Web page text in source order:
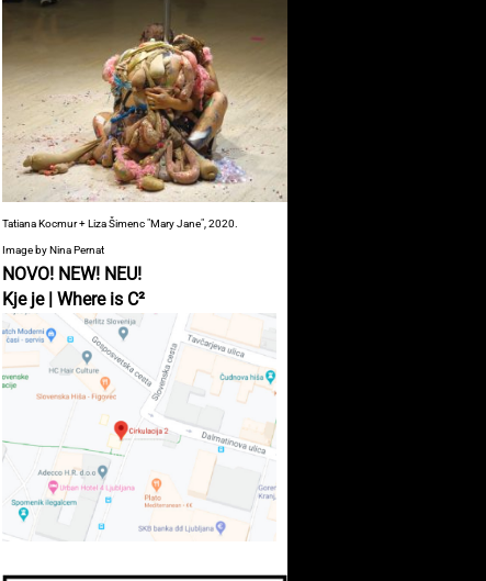
Tatiana Kocmur + Liza Šimenc "Mary Jane", 2020.
Image by Nina Pernat
NOVO! NEW! NEU!
Kje je | Where is C²